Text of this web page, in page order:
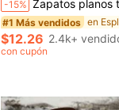
-15% Zapatos planos tipo Mary Jane para mujer con puntera cuadrada, encaje floral y malla, de moda, cómodos,
#1 Más vendidos
$12.26 2.4k+
con cupón